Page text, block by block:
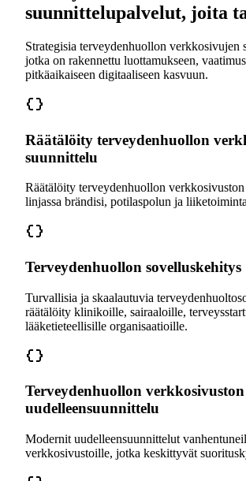
suunnittelupalvelut, joita
Strategisia terveydenhuollon verkkosivujen
jotka on rakennettu luottamukseen,
pitkäaikaiseen digitaaliseen kasvuun.
Räätälöity terveydenhuollon
suunnittelu
Räätälöity terveydenhuollon
linjassa brändisi, potilaspolun ja
Terveydenhuollon sovelluskehitys
Turvallisia ja skaalautuvia
räätälöity klinikoille, sairaaloille,
lääketieteellisille organisaatioille.
Terveydenhuollon verkkosivuston
uudelleensuunnittelu
Modernit uudelleensuunnittelut
verkkosivustoille, jotka keskittyvät